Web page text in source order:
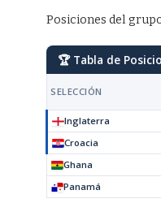
Posiciones del
🏆 Tabla de
SELECCIÓN
Inglaterra
Croacia
Ghana
Panamá